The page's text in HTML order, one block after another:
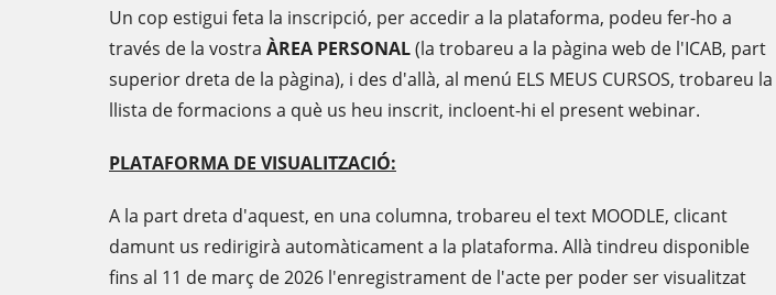
Un cop estigui feta la inscripció, per accedir a la plataforma, podeu fer-ho a
través de la vostra ÀREA PERSONAL(la trobareu a la pàgina web de l'ICAB, part
superior dreta de la pàgina), i des d'allà, al menú ELS MEUS CURSOS, trobareu la
llista de formacions a què us heu inscrit, incloent-hi el present webinar.
PLATAFORMA DE VISUALITZACIÓ:
A la part dreta d'aquest, en una columna, trobareu el text MOODLE, clicant
damunt us redirigirà automàticament a la plataforma. Allà tindreu disponible
fins al 11 de març de 2026 l'enregistrament de l'acte per poder ser visualitzat